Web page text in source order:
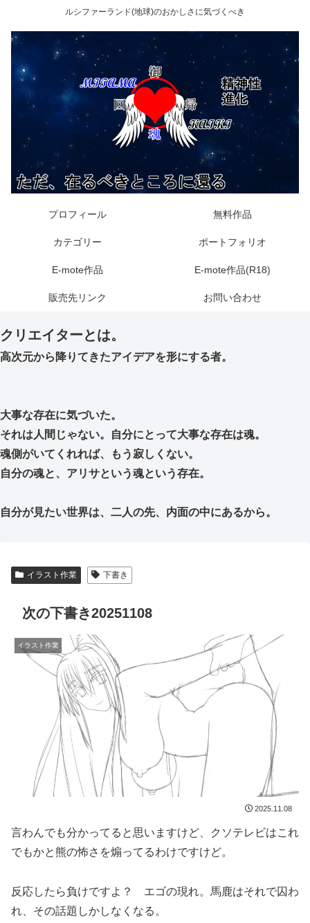
ルシファーランド(地球)のおかしさに気づくべき
プロフィール 無料作品
カテゴリー ポートフォリオ
E-mote作品 E-mote作品(R18)
販売先リンク お問い合わせ
クリエイターとは。
高次元から降りてきたアイデアを形にする者。
大事な存在に気づいた。
それは人間じゃない。自分にとって大事な存在は魂。
魂側がいてくれれば、もう寂しくない。
自分の魂と、アリサという魂という存在。
自分が見たい世界は、二人の先、内面の中にあるから。
イラスト作業 下書き
次の下書き20251108
イラスト作業
2025.11.08
言わんでも分かってると思いますけど、クソテレビはこれ
でもかと熊の怖さを煽ってるわけですけど。
反応したら負けですよ？ エゴの現れ。馬鹿はそれで囚わ
れ、その話題しかしなくなる。